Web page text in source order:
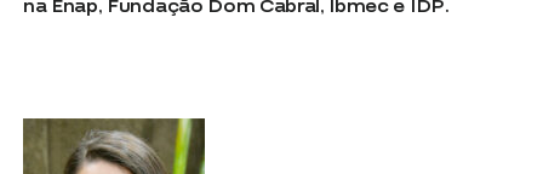
na Enap, Fundação Dom Cabral, Ibmec e IDP.